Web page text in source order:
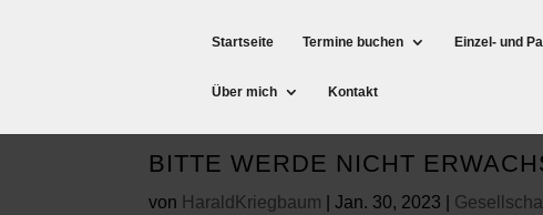
Startseite Termine buchen Einzel- und
Über mich Kontakt
BITTE WERDE NICHT
von HaraldKriegbaum |Jan. 30, 2023 |